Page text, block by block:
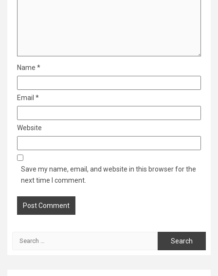
Name *
Email *
Website
Save my name, email, and website in this browser for the
next time I comment.